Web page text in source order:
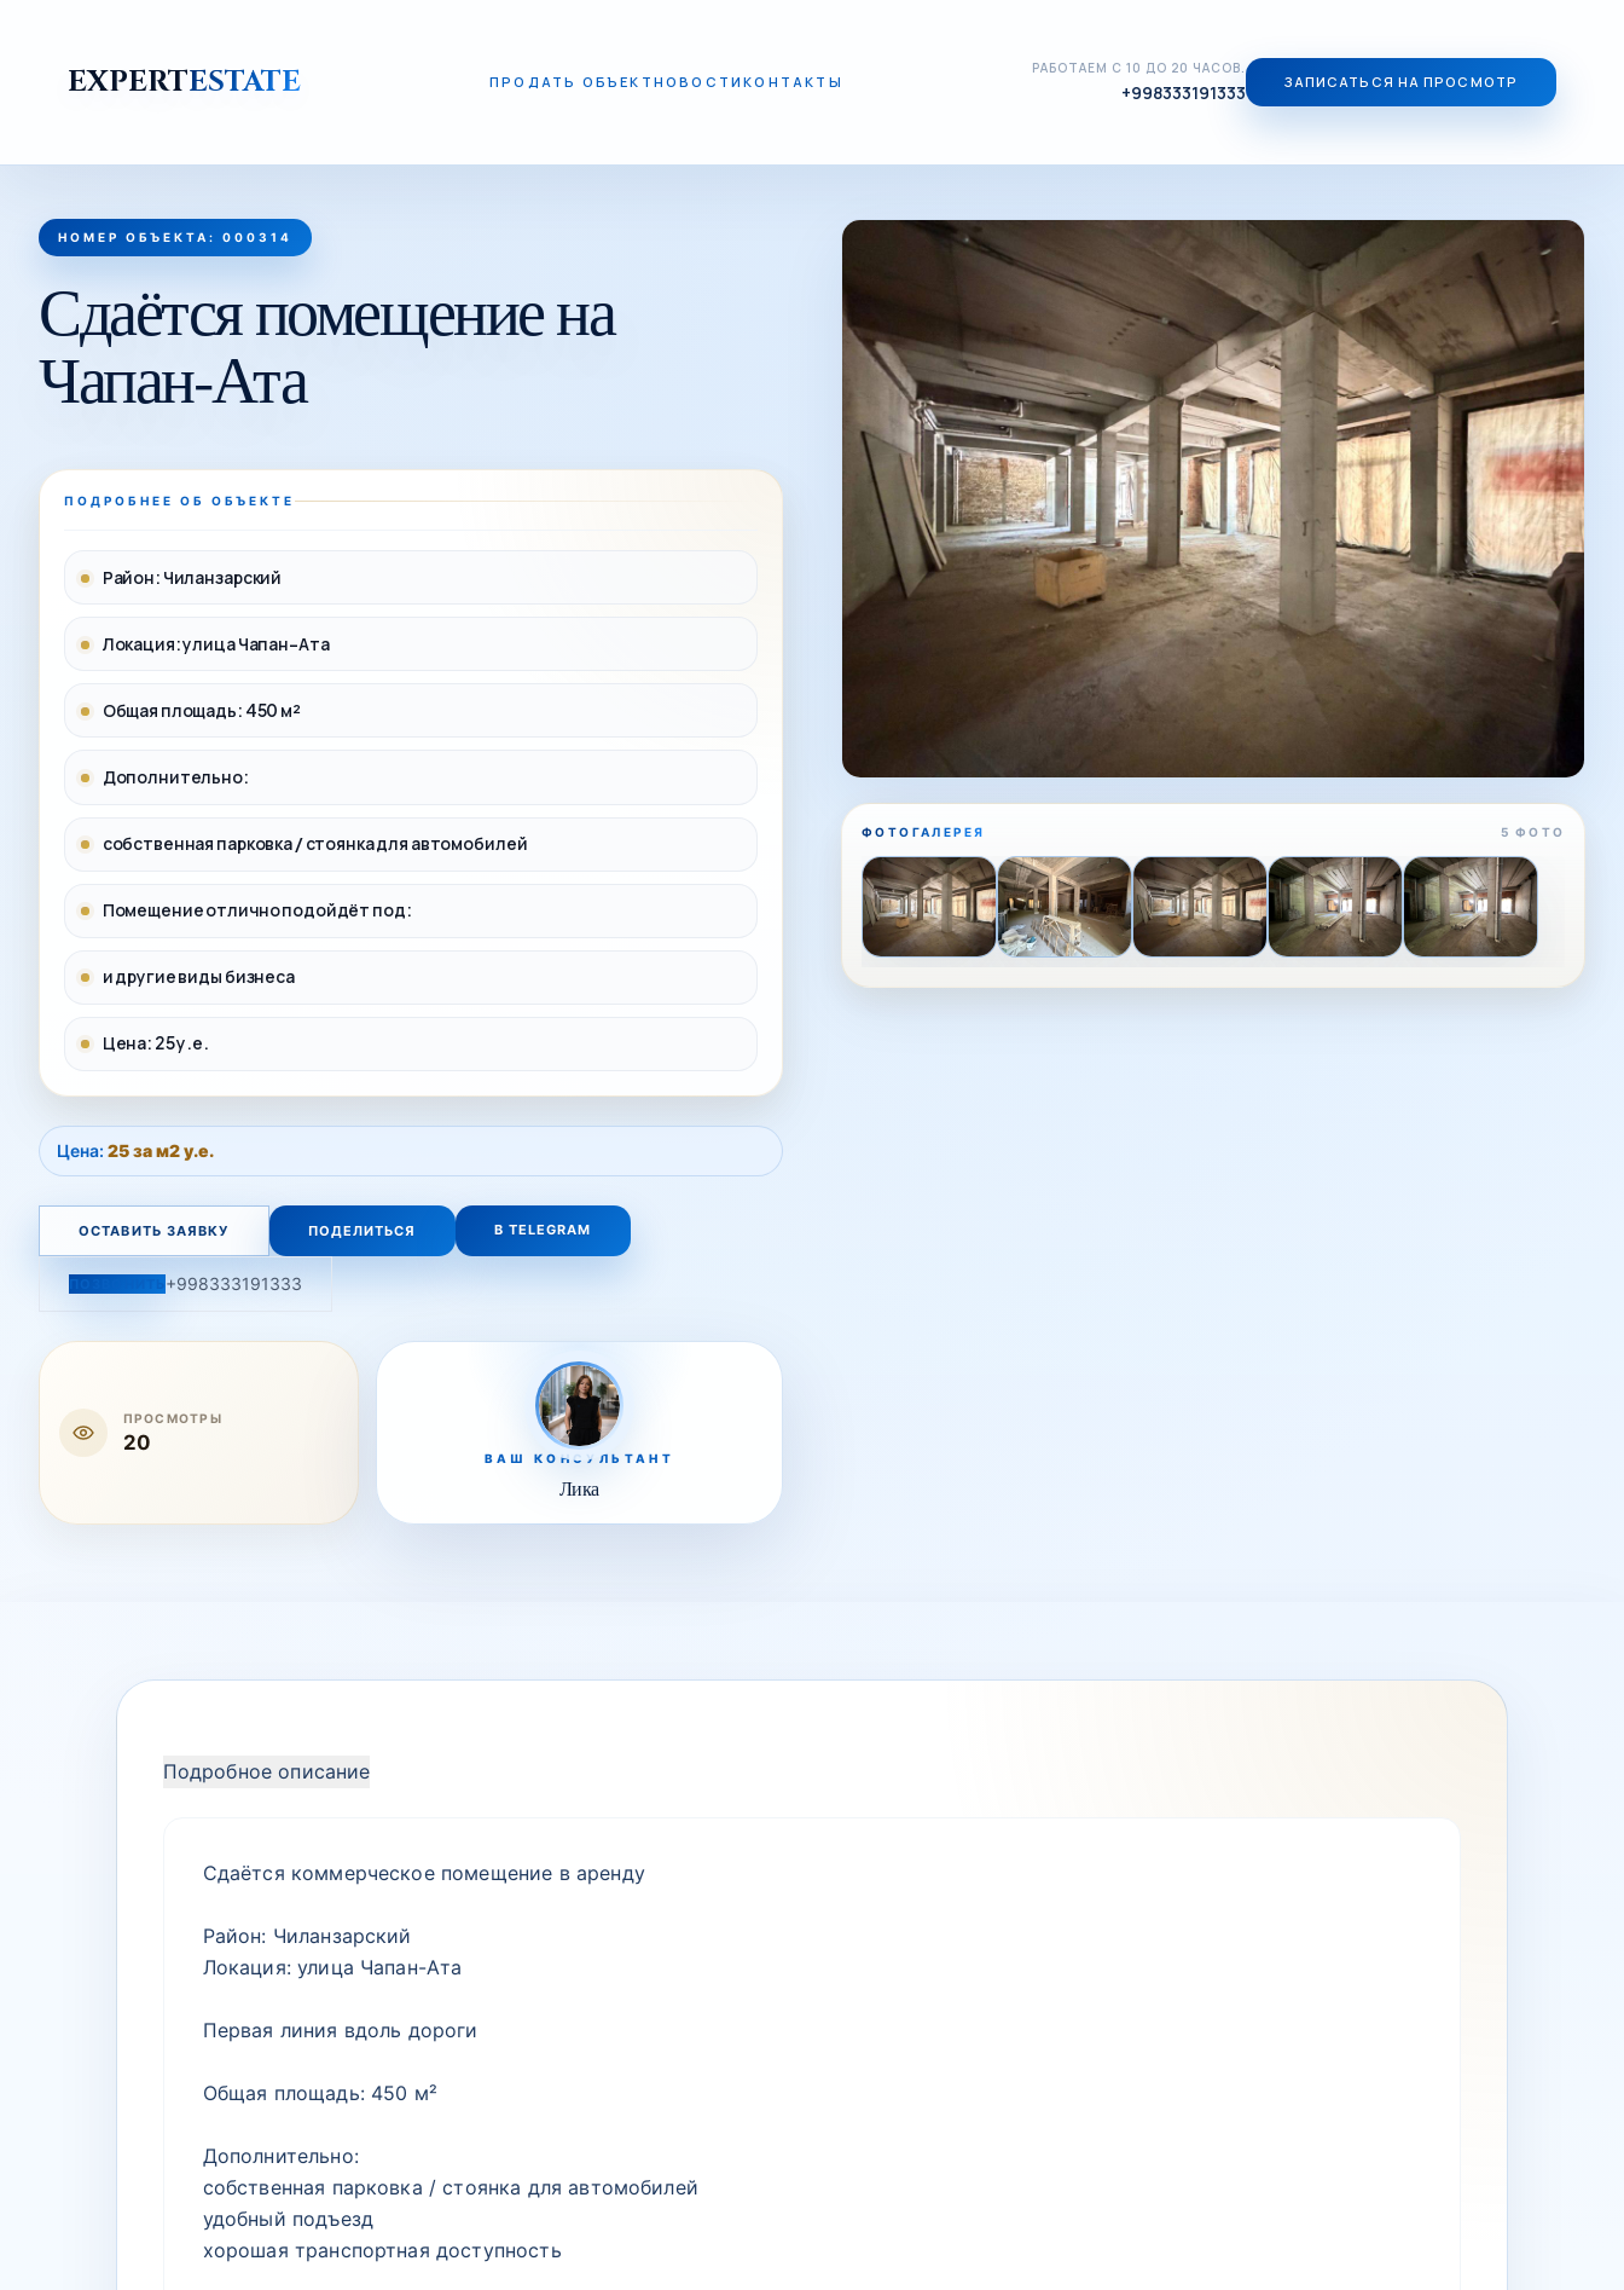
EXPERTESTATE ПРОДАТЬ ОБЪЕКТ НОВОСТИКОНТАКТЫ
РАБОТАЕМ С 10 ДО 20 ЧАСОВ.
+998333191333 ЗАПИСАТЬСЯ НА ПРОСМОТР
НОМЕР ОБЪЕКТА: 000314
Сдаётся помещение на
Чапан-Ата
ФОТОГАЛЕРЕЯ 5 ФОТО
ПОДРОБНЕЕ ОБ ОБЪЕКТЕ
Район: Чиланзарский
Локация: улица Чапан-Ата
Общая площадь: 450 м²
Дополнительно:
собственная парковка / стоянка для автомобилей
Помещение отлично подойдёт под:
и другие виды бизнеса
Цена: 25 у.е.
Цена: 25 за м2 у.е.
ОСТАВИТЬ ЗАЯВКУ ПОДЕЛИТЬСЯ В TELEGRAM
ПОЗВОНИТЬ +998333191333
ПРОСМОТРЫ
20
ВАШ КОНСУЛЬТАНТ
Лика
Подробное описание
Сдаётся коммерческое помещение в аренду
Район: Чиланзарский
Локация: улица Чапан-Ата
Первая линия вдоль дороги
Общая площадь: 450 м²
Дополнительно:
собственная парковка / стоянка для автомобилей
удобный подъезд
хорошая транспортная доступность